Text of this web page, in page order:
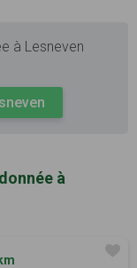
à Lesneven
à